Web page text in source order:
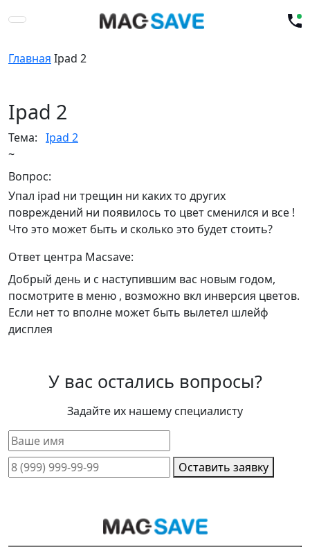
Главная Ipad 2
Ipad 2
Тема: Ipad 2
~
Вопрос:
Упал ipad ни трещин ни каких то других
повреждений ни появилось то цвет сменился и все !
Что это может быть и сколько это будет стоить?
Ответ центра Macsave:
Добрый день и с наступившим вас новым годом,
посмотрите в меню , возможно вкл инверсия цветов.
Если нет то вполне может быть вылетел шлейф
дисплея
У вас остались вопросы?
Задайте их нашему специалисту
Оставить заявку